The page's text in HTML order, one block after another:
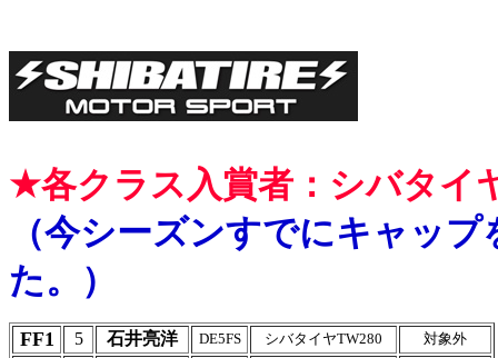
★各クラス入賞者：シバタイ
（今シーズンすでにキャッ
た。）
FF1 5 石井亮洋 DE5FS シバタイヤTW280 対象外